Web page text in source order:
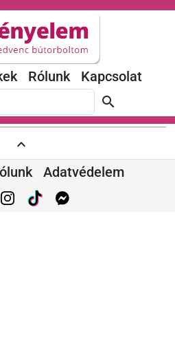
Rólunk
Kapcsolat
search
expand_less
Adatvédelem